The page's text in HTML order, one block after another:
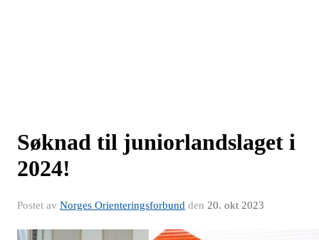
Søknad til juniorlandslaget i
2024!
Postet av Norges Orienteringsforbund den 20. okt 2023